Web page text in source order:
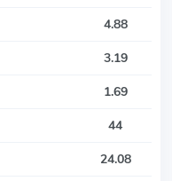
4.88
3.19
1.69
44
24.08